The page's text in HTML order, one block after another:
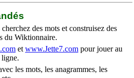
cherchez des mots et construisez des
du Wiktionnaire.
et www.Jette7.com pour jouer au
ligne.
les mots, les anagrammes, les